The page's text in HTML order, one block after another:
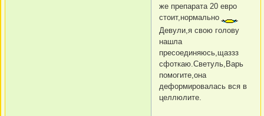
же препарата 20 евро
стоит,нормально
Девули,я свою голову
нашла
пресоединяюсь,щаззз
сфоткаю.Светуль,Варь
помогите,она
деформировалась вся в
целлюлите.